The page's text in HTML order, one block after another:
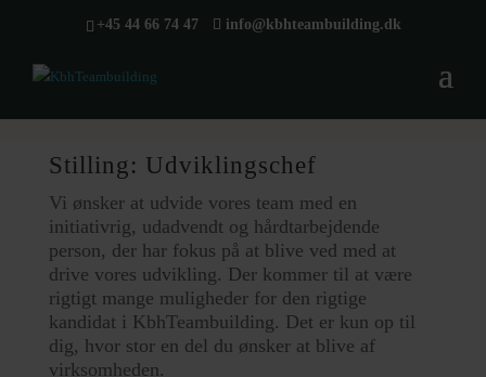
+45 44 66 74 47 info@kbhteambuilding.dk
Stilling: Udviklingschef
Vi ønsker at udvide vores team med en
initiativrig, udadvendt og hårdtarbejdende
person, der har fokus på at blive ved med at
drive vores udvikling. Der kommer til at være
rigtigt mange muligheder for den rigtige
kandidat i KbhTeambuilding. Det er kun op til
dig, hvor stor en del du ønsker at blive af
virksomheden.